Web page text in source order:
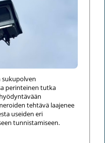
sukupolven
perinteinen tutka
tehtävä laajenee
useiden eri
tunnistamiseen.